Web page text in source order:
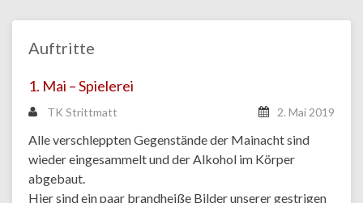
Auftritte
1. Mai – Spielerei
TK Strittmatt 2. Mai 2019
Alle verschleppten Gegenstände der Mainacht sind
wieder eingesammelt und der Alkohol im Körper
abgebaut.
Hier sind ein paar brandheiße Bilder unserer gestrigen